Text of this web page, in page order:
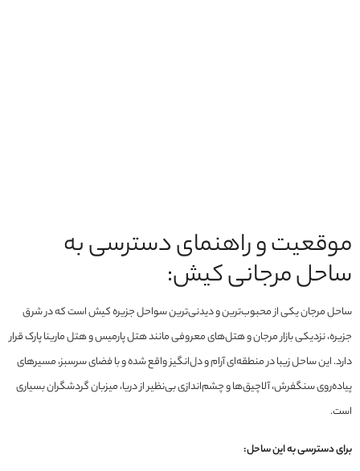
موقعیت و راهنمای دسترسی به
ساحل مرجانی کیش:
ساحل مرجان یکی از محبوب‌ترین و دیدنی‌ترین سواحل جزیره کیش است که در شرق
جزیره، نزدیکی بازار مرجان و هتل‌های معروفی مانند هتل پارمیس و هتل مارینا پارک قرار
دارد. این ساحل زیبا در منطقه‌ای آرام و دل‌انگیز واقع شده و با فضای سرسبز، مسیرهای
پیاده‌روی سنگفرش، آلاچیق‌ها و چشم‌اندازی بی‌نظیر از دریا، میزبان گردشگران بسیاری
است.
برای دسترسی به این ساحل: